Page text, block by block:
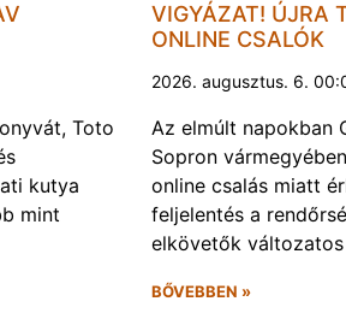
Toto
kutya
mint
VIGYÁZAT! ÚJRA
ONLINE CSALÓK
2026. augusztus. 6.
Az elmúlt napokban
Sopron
online csalás miatt
feljelentés a
elkövetők
BŐVEBBEN »